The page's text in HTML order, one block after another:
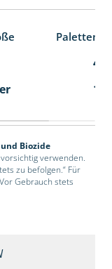
4
1
Biozide
verwenden.
zu befolgen.“ Für
Gebrauch stets